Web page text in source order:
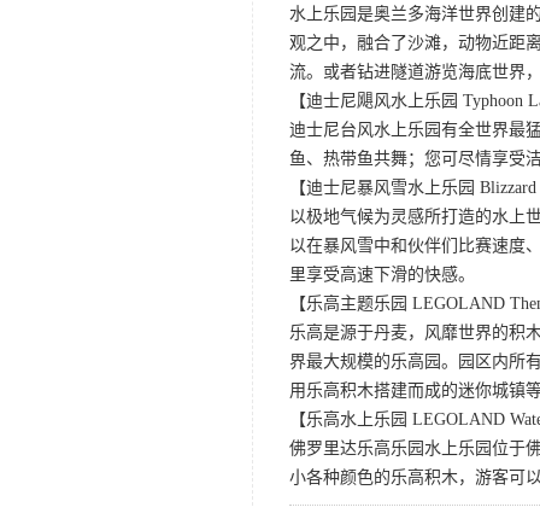
水上乐园是奥兰多海洋世界创建
观之中，融合了沙滩，动物近距
流。或者钻进隧道游览海底世界
【迪士尼飓风水上乐园 Typhoon
迪士尼台风水上乐园有全世界最
鱼、热带鱼共舞；您可尽情享受
【迪士尼暴风雪水上乐园 Blizzard
以极地气候为灵感所打造的水上
以在暴风雪中和伙伴们比赛速度
里享受高速下滑的快感。
【乐高主题乐园 LEGOLAND
乐高是源于丹麦，风靡世界的积
界最大规模的乐高园。园区内所
用乐高积木搭建而成的迷你城镇
【乐高水上乐园 LEGOLAND
佛罗里达乐高乐园水上乐园位于
小各种颜色的乐高积木，游客可